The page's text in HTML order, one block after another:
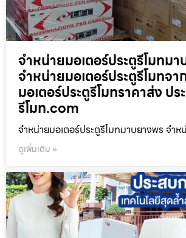
จำหน่ายมอเตอร์ประตูรีโมทม
จำหน่ายมอเตอร์ประตูรีโมทจา
มอเตอร์ประตูรีโมทราคาส่ง ปร
รีโมท.com
จำหน่ายมอเตอร์ประตูรีโมทมาบยางพร จำห
ดูเพิ่มเติม »